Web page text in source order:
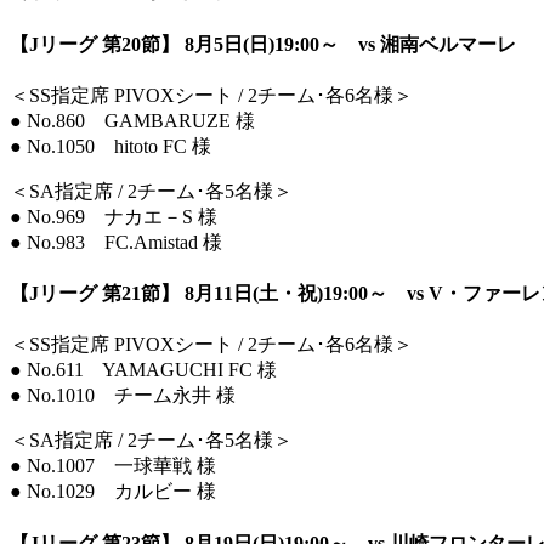
【Jリーグ 第20節】 8月5日(日)19:00～ vs 湘南ベルマーレ
＜SS指定席 PIVOXシート / 2チーム･各6名様＞
● No.860 GAMBARUZE 様
● No.1050 hitoto FC 様
＜SA指定席 / 2チーム･各5名様＞
● No.969 ナカエ－S 様
● No.983 FC.Amistad 様
【Jリーグ 第21節】 8月11日(土・祝)19:00～ vs V・ファー
＜SS指定席 PIVOXシート / 2チーム･各6名様＞
● No.611 YAMAGUCHI FC 様
● No.1010 チーム永井 様
＜SA指定席 / 2チーム･各5名様＞
● No.1007 一球華戦 様
● No.1029 カルビー 様